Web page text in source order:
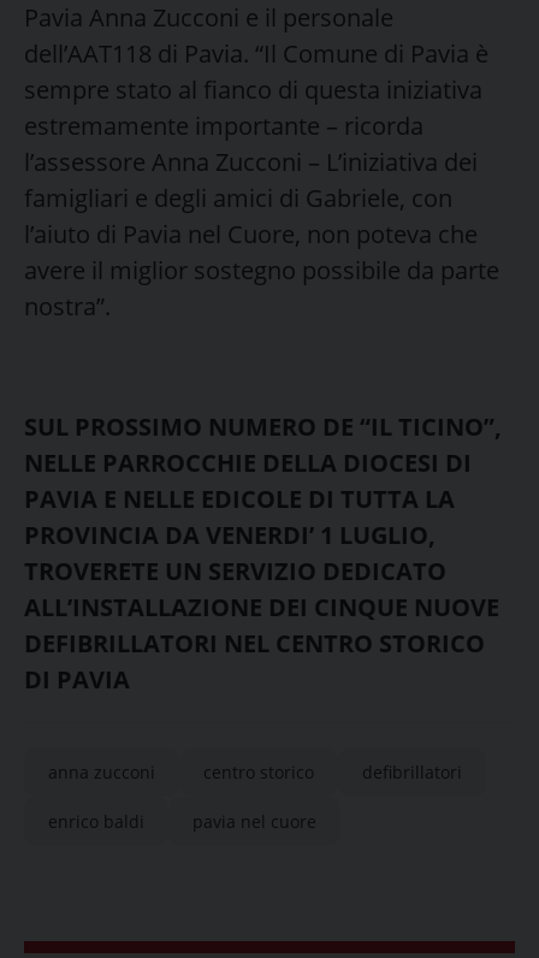
Pavia Anna Zucconi e il personale
dell’AAT118 di Pavia. “Il Comune di Pavia è
sempre stato al fianco di questa iniziativa
estremamente importante – ricorda
l’assessore Anna Zucconi – L’iniziativa dei
famigliari e degli amici di Gabriele, con
l’aiuto di Pavia nel Cuore, non poteva che
avere il miglior sostegno possibile da parte
nostra”.
SUL PROSSIMO NUMERO DE “IL TICINO”,
NELLE PARROCCHIE DELLA DIOCESI DI
PAVIA E NELLE EDICOLE DI TUTTA LA
PROVINCIA DA VENERDI’ 1 LUGLIO,
TROVERETE UN SERVIZIO DEDICATO
ALL’INSTALLAZIONE DEI CINQUE NUOVE
DEFIBRILLATORI NEL CENTRO STORICO
DI PAVIA
anna zucconi centro storico defibrillatori
enrico baldi pavia nel cuore